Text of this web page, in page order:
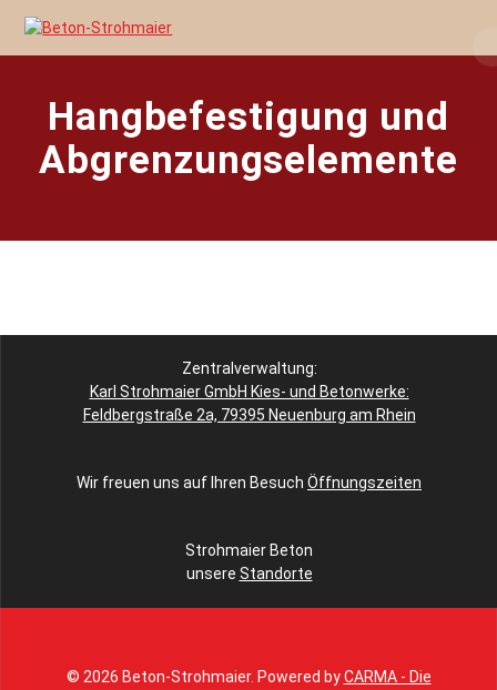
content
Hangbefestigung und
Abgrenzungselemente
Zentralverwaltung:
Karl Strohmaier GmbH Kies- und Betonwerke:
Feldbergstraße 2a, 79395 Neuenburg am Rhein
Wir freuen uns auf Ihren Besuch Öffnungszeiten
Strohmaier Beton
unsere Standorte
© 2026 Beton-Strohmaier. Powered byCARMA - Die